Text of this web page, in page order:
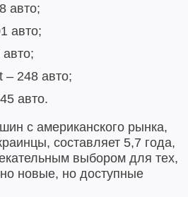
авто;
авто;
– 248 авто;
авто.
с американского рынка,
составляет 5,7 года,
выбором для тех,
новые, но доступные